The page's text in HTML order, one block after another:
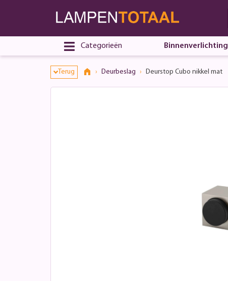
Categorieën Binnenverlichting
Terug Deurbeslag Deurstop Cubo nikkel mat